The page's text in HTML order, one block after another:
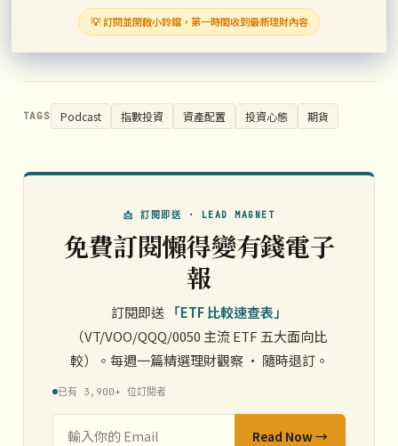
💡 訂閱並開啟小鈴鐺，第一時間收到最新理財內容
TAGS Podcast 指數投資 資產配置 投資心態 期貨
📩 訂閱即送 · LEAD MAGNET
免費訂閱懶得變有錢電子
報
訂閱即送 「ETF 比較速查表」
（VT/VOO/QQQ/0050 主流 ETF 五大面向比
較）。每週一篇精選理財觀察 · 隨時退訂。
已有 3,900+ 位訂閱者
Read Now →